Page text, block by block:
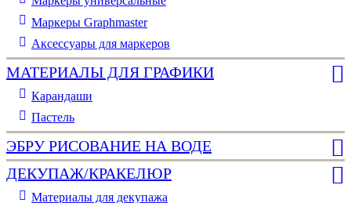
Маркеры Graphmaster
Аксессуары для маркеров
МАТЕРИАЛЫ ДЛЯ ГРАФИКИ
Карандаши
Пастель
ЭБРУ РИСОВАНИЕ НА ВОДЕ
ДЕКУПАЖ/КРАКЕЛЮР
Материалы для декупажа